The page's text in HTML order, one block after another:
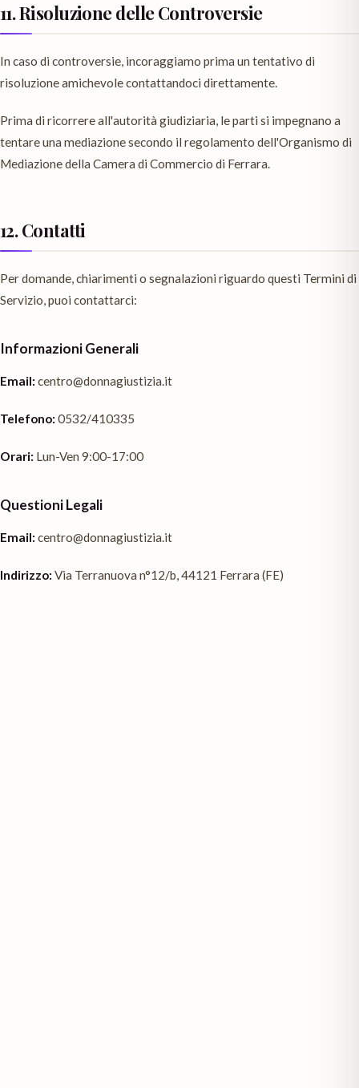
11. Risoluzione delle Controversie
In caso di controversie, incoraggiamo prima un tentativo di
risoluzione amichevole contattandoci direttamente.
Prima di ricorrere all'autorità giudiziaria, le parti si impegnano a
tentare una mediazione secondo il regolamento dell'Organismo di
Mediazione della Camera di Commercio di Ferrara.
12. Contatti
Per domande, chiarimenti o segnalazioni riguardo questi Termini di
Servizio, puoi contattarci:
Informazioni Generali
Email: centro@donnagiustizia.it
Telefono: 0532/410335
Orari: Lun-Ven 9:00-17:00
Questioni Legali
Email: centro@donnagiustizia.it
Indirizzo: Via Terranuova n°12/b, 44121 Ferrara (FE)